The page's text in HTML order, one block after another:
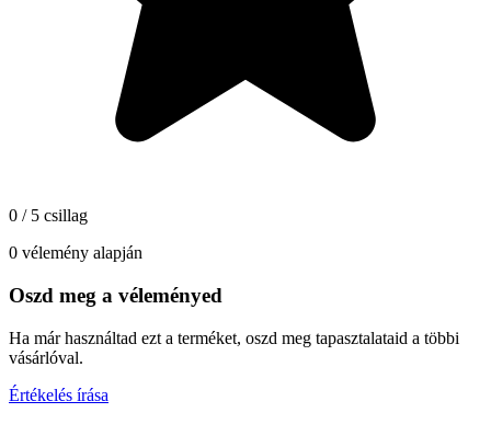
0 / 5 csillag
0 vélemény alapján
Oszd meg a véleményed
Ha már használtad ezt a terméket, oszd meg tapasztalataid a többi
vásárlóval.
Értékelés írása